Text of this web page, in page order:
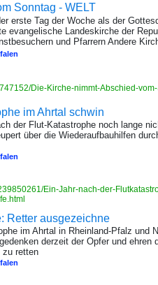
Sonntag - WELT
erste Tag der Woche als der
evangelische Landeskirche der
und Pfarrern Andere
Die-Kirche-nimmt-Abschied-
im Ahrtal schwin
der Flut-Katastrophe noch lange
über die Wiederaufbauhilfen
Ein-Jahr-nach-der-
Retter ausgezeichne
im Ahrtal in Rheinland-Pfalz und
derzeit der Opfer und
zu retten